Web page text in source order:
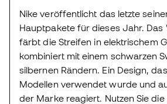
Nike veröffentlicht das letzte
Hauptpakete für dieses Jahr. Das
färbt die Streifen in elektrischem
kombiniert mit einem schwarzen
silbernen Rändern. Ein Design,
Modellen verwendet wurde und
der Marke reagiert. Nutzen Sie